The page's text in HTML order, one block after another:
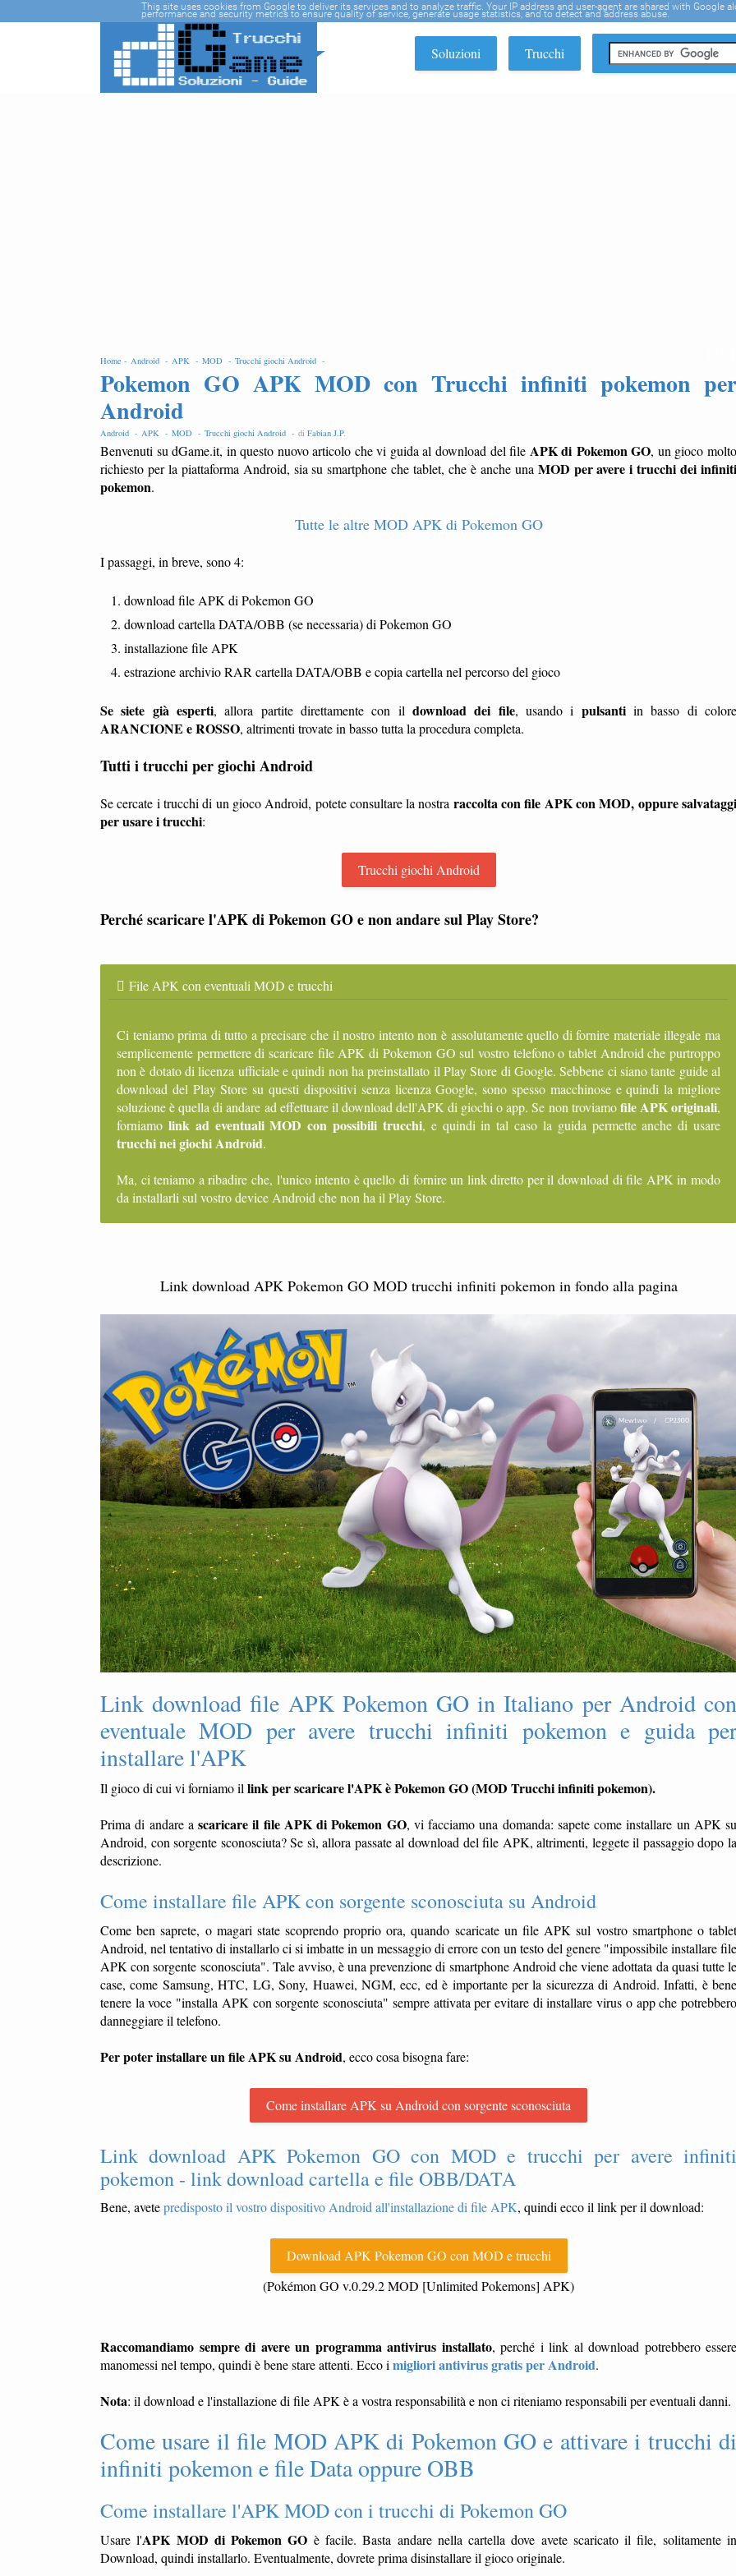
Soluzioni Trucchi
Home - Android - APK - MOD - Trucchi giochi Android -
Pokemon GO APK MOD con Trucchi infiniti pokemon per
Android
Android - APK - MOD - Trucchi giochi Android - di Fabian J.P.
Benvenuti su dGame.it, in questo nuovo articolo che vi guida al download del file APK di Pokemon GO, un gioco
richiesto per la piattaforma Android, sia su smartphone che tablet, che è anche una MOD per avere i trucchi dei
pokemon.
Tutte le altre MOD APK di Pokemon GO
I passaggi, in breve, sono 4:
download file APK di Pokemon GO
download cartella DATA/OBB (se necessaria) di Pokemon GO
installazione file APK
estrazione archivio RAR cartella DATA/OBB e copia cartella nel percorso del gioco
Se siete già esperti, allora partite direttamente con il download dei file, usando i pulsantiin basso di
ARANCIONE e ROSSO, altrimenti trovate in basso tutta la procedura completa.
Tutti i trucchi per giochi Android
Se cercate i trucchi di un gioco Android, potete consultare la nostra raccolta con file APK con MOD, oppure
per usare i trucchi:
Trucchi giochi Android
Perché scaricare l'APK di Pokemon GO e non andare sul Play Store?
File APK con eventuali MOD e trucchi
Ci teniamo prima di tutto a precisare che il nostro intento non è assolutamente quello di fornire materiale illegale ma
semplicemente permettere di scaricare file APK di Pokemon GO sul vostro telefono o tablet Android che purtroppo
non è dotato di licenza ufficiale e quindi non ha preinstallato il Play Store di Google. Sebbene ci siano tante guide al
download del Play Store su questi dispositivi senza licenza Google, sono spesso macchinose e quindi la migliore
soluzione è quella di andare ad effettuare il download dell'APK di giochi o app. Se non troviamofile APK originali,
forniamo link ad eventuali MOD con possibili trucchi, e quindi in tal caso la guida permette anche di usare
trucchi nei giochi Android.
Ma, ci teniamo a ribadire che, l'unico intento è quello di fornire un link diretto per il download di file APK in modo
da installarli sul vostro device Android che non ha il Play Store.
Link download APK Pokemon GO MOD trucchi infiniti pokemon in fondo alla pagina
Link download file APK Pokemon GO in Italiano per Android con
eventuale MOD per avere trucchi infiniti pokemon e guida per
installare l'APK
Il gioco di cui vi forniamo illink per scaricare l'APK è Pokemon GO (MOD Trucchi infiniti pokemon).
Prima di andare a scaricare il file APK di Pokemon GO, vi facciamo una domanda: sapete come installare un APK su
Android, con sorgente sconosciuta? Se sì, allora passate al download del file APK, altrimenti, leggete il passaggio dopo la
descrizione.
Come installare file APK con sorgente sconosciuta su Android
Come ben saprete, o magari state scoprendo proprio ora, quando scaricate un file APK sul vostro smartphone o tablet
Android, nel tentativo di installarlo ci si imbatte in un messaggio di errore con un testo del genere "impossibile installare file
APK con sorgente sconosciuta". Tale avviso, è una prevenzione di smartphone Android che viene adottata da quasi tutte le
case, come Samsung, HTC, LG, Sony, Huawei, NGM, ecc, ed è importante per la sicurezza di Android. Infatti, è bene
tenere la voce "installa APK con sorgente sconosciuta" sempre attivata per evitare di installare virus o app che potrebbero
danneggiare il telefono.
Per poter installare un file APK su Android, ecco cosa bisogna fare:
Come installare APK su Android con sorgente sconosciuta
Link download APK Pokemon GO con MOD e trucchi per avere infiniti
pokemon - link download cartella e file OBB/DATA
Bene, avetepredisposto il vostro dispositivo Android all'installazione di file APK, quindi ecco il link per il download:
Download APK Pokemon GO con MOD e trucchi
(Pokémon GO v.0.29.2 MOD [Unlimited Pokemons] APK)
Raccomandiamo sempre di avere un programma antivirus installato, perché i link al download potrebbero essere
manomessi nel tempo, quindi è bene stare attenti. Ecco imigliori antivirus gratis per Android.
Nota: il download e l'installazione di file APK è a vostra responsabilità e non ci riteniamo responsabili per eventuali danni.
Come usare il file MOD APK di Pokemon GO e attivare i trucchi di
infiniti pokemon e file Data oppure OBB
Come installare l'APK MOD con i trucchi di Pokemon GO
Usare l'APK MOD di Pokemon GO è facile. Basta andare nella cartella dove avete scaricato il file, solitamente
Download, quindi installarlo. Eventualmente, dovrete prima disinstallare il gioco originale.
This site uses cookies from Google to deliver its services and to analyze traffic. Your IP address and user-agent are shared with Google
performance and security metrics to ensure quality of service, generate usage statistics, and to detect and address abuse.